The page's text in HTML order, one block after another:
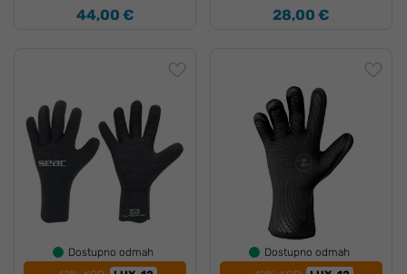
44,00 € 28,00 €
Dostupno odmah
Dostupno odmah